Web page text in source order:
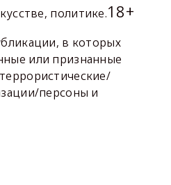
политике.18+
в которых
или признанные
персоны и